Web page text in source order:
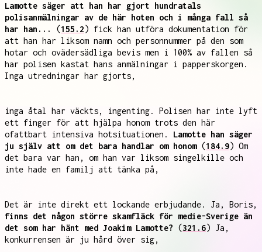
Lamotte säger att han har gjort hundratals
polisanmälningar av de här hoten och i många fall så
har han...
(155.2) fick han utföra dokumentation för
att han har liksom namn och personnummer på den som
hotar och ovädersädliga bevis men i 100% av fallen så
har polisen kastat hans anmälningar i papperskorgen.
Inga utredningar har gjorts,
inga åtal har väckts, ingenting. Polisen har inte lyft
ett finger för att hjälpa honom trots den här
ofattbart intensiva hotsituationen. Lamotte han säger
ju själv att om det bara handlar om honom(184.9) Om
det bara var han, om han var liksom singelkille och
inte hade en familj att tänka på,
Det är inte direkt ett lockande erbjudande. Ja, Boris,
finns det någon större skamfläck för medie-Sverige än
det som har hänt med Joakim Lamotte? (321.6) Ja,
konkurrensen är ju hård över sig,